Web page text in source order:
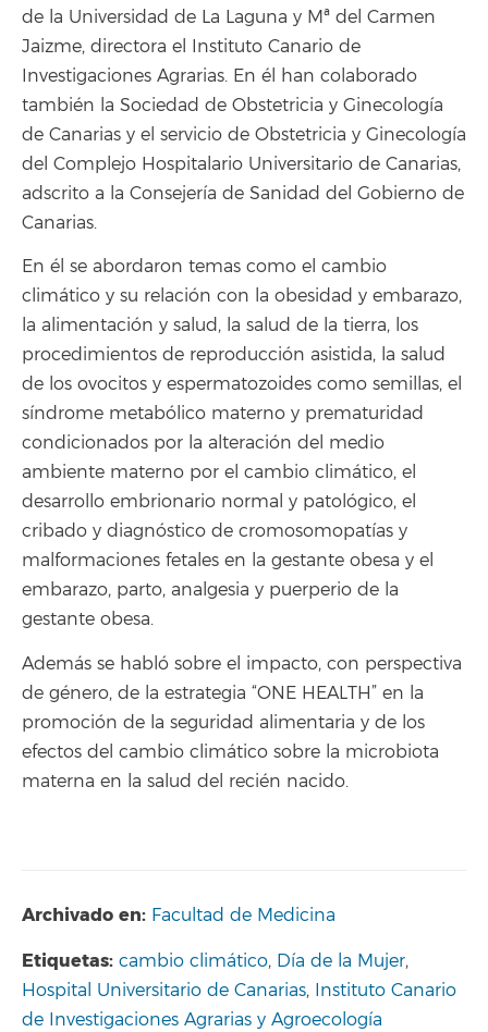
de la Universidad de La Laguna y Mª del Carmen
Jaizme, directora el Instituto Canario de
Investigaciones Agrarias. En él han colaborado
también la Sociedad de Obstetricia y Ginecología
de Canarias y el servicio de Obstetricia y Ginecología
del Complejo Hospitalario Universitario de Canarias,
adscrito a la Consejería de Sanidad del Gobierno de
Canarias.
En él se abordaron temas como el cambio
climático y su relación con la obesidad y embarazo,
la alimentación y salud, la salud de la tierra, los
procedimientos de reproducción asistida, la salud
de los ovocitos y espermatozoides como semillas, el
síndrome metabólico materno y prematuridad
condicionados por la alteración del medio
ambiente materno por el cambio climático, el
desarrollo embrionario normal y patológico, el
cribado y diagnóstico de cromosomopatías y
malformaciones fetales en la gestante obesa y el
embarazo, parto, analgesia y puerperio de la
gestante obesa.
Además se habló sobre el impacto, con perspectiva
de género, de la estrategia “ONE HEALTH” en la
promoción de la seguridad alimentaria y de los
efectos del cambio climático sobre la microbiota
materna en la salud del recién nacido.
Archivado en: Facultad de Medicina
Etiquetas: cambio climático, Día de la Mujer,
Hospital Universitario de Canarias, Instituto Canario
de Investigaciones Agrarias y Agroecología